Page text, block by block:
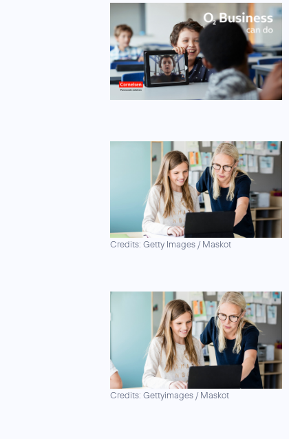
Credits: Getty Images / Maskot
Credits: Gettyimages / Maskot